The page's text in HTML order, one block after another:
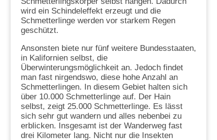
wird ein Schindeleffekt erzeugt und die
Schmetterlinge werden vor starkem Regen
geschützt.
Ansonsten biete nur fünf weitere Bundesstaaten,
in Kalifornien selbst, die
Überwinterungsmöglichkeit an. Jedoch findet
man fast nirgendswo, diese hohe Anzahl an
Schmetterlingen. In diesem Gebiet halten sich
über 10.000 Schmetterlinge auf. Der Hain
selbst, zeigt 25.000 Schmetterlinge. Es lässt
sich sehr gut wandern und alles nebenbei zu
erblicken. Insgesamt ist der Wanderweg fast
drei Kilometer lang. Nicht nur die Insekten